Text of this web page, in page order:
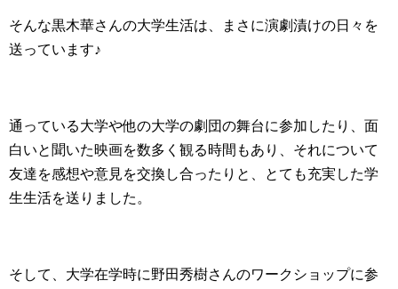
そんな黒木華さんの大学生活は、まさに演劇漬けの日々を
送っています♪
通っている大学や他の大学の劇団の舞台に参加したり、面
白いと聞いた映画を数多く観る時間もあり、それについて
友達を感想や意見を交換し合ったりと、とても充実した学
生生活を送りました。
そして、大学在学時に野田秀樹さんのワークショップに参